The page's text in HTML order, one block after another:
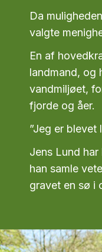
Da
valgte
En af
landmand, og
vandmiljøet,
fjorde og åer.
”Jeg er blevet
Jens Lund
han samle
gravet en sø i